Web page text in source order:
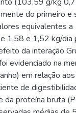
do primeiro e
equivalentes
1,58 e 1,52 kg/dia
da interação
evidenciado na
em relação
de
proteína bruta